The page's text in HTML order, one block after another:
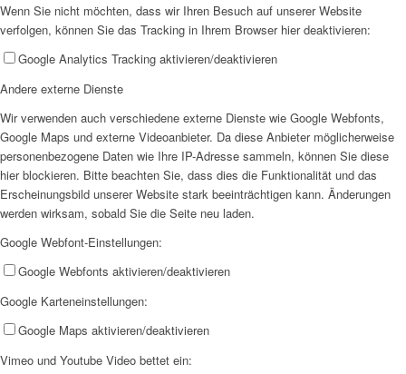
Wenn Sie nicht möchten, dass wir Ihren Besuch auf unserer Website
verfolgen, können Sie das Tracking in Ihrem Browser hier deaktivieren:
Google Analytics Tracking aktivieren/deaktivieren
Andere externe Dienste
Wir verwenden auch verschiedene externe Dienste wie Google Webfonts,
Google Maps und externe Videoanbieter. Da diese Anbieter möglicherweise
personenbezogene Daten wie Ihre IP-Adresse sammeln, können Sie diese
hier blockieren. Bitte beachten Sie, dass dies die Funktionalität und das
Erscheinungsbild unserer Website stark beeinträchtigen kann. Änderungen
werden wirksam, sobald Sie die Seite neu laden.
Google Webfont-Einstellungen:
Google Webfonts aktivieren/deaktivieren
Google Karteneinstellungen:
Google Maps aktivieren/deaktivieren
Vimeo und Youtube Video bettet ein: